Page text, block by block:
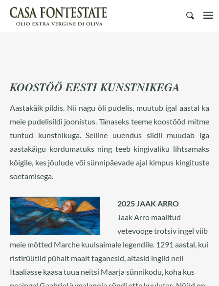
KOOSTÖÖ EESTI KUNSTNIKEGA
Aastakäik pildis. Nii nagu õli pudelis, muutub igal aastal ka
meie pudelisildi joonistus. Tänaseks teeme koostööd mitme
tuntud kunstnikuga. Selline uuendus sildil muudab iga
aastakäigu kordumatuks ning teeb kingivaliku lihtsamaks
kõigile, kes jõulude või sünnipäevade ajal kimpus kingituste
soetamisega.
2025 JAAK ARRO
Jaak Arro maalitud
vetevooge trotsiv ingel viib
meie mõtted Marche kuulsaimale legendile. 1291 aastal, kui
ristirüütlid pühalt maalt taganesid, aitasid inglid neil
Itaaliasse kaasa tuua neitsi Maarja sünnikodu, koha kus